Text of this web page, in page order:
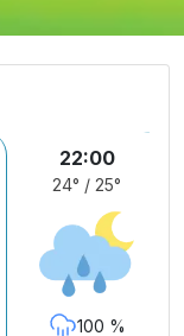
22:00
24° / 25°
100 %